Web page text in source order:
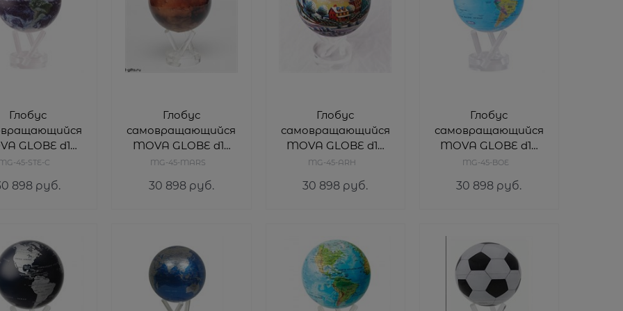
Глобус
GLOBE d12
в облаках
45-STE-C
898 руб.
Глобус
самовращающийся
MOVA GLOBE d12
см МАРС
MG-45-MARS
30 898 руб.
Глобус
самовращающийся
MOVA GLOBE d12
см
шар
MG-45-ARH
30 898 руб.
Глобус
самовращающийся
MOVA GLOBE d12
MG-45-BOE
30 898 руб.